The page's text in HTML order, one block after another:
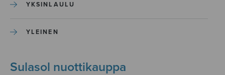
YKSINLAULU
YLEINEN
Sulasol nuottikauppa